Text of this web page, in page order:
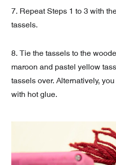
7. Repeat Steps 1 to 3 with
tassels.
8. Tie the tassels to the
maroon and pastel yellow
tassels over. Alternatively,
with hot glue.